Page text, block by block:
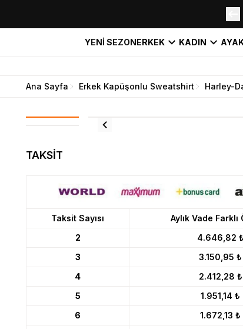
YENİ SEZONERKEK KADIN
Ana Sayfa Erkek Kapüşonlu Sweatshirt Harley-
TAKSİT
Taksit Sayısı Aylık Vade Farklı
2
4.646,82 ₺
3
3.150,95 ₺
4
2.412,28 ₺
5
1.951,14 ₺
6
1.672,13 ₺